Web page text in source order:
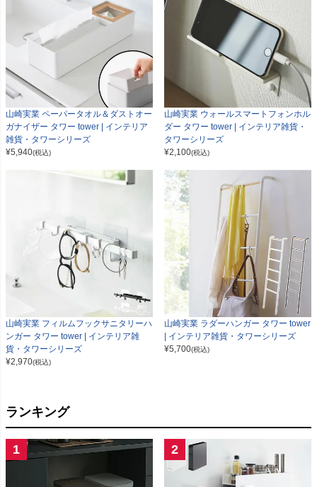
山崎実業 ペーパータオル＆ダストオー
ガナイザー タワー tower | インテリア
雑貨・タワーシリーズ
¥5,940(税込)
山崎実業 ウォールスマートフォンホル
ダー タワー tower | インテリア雑貨・
タワーシリーズ
¥2,100(税込)
山崎実業 フィルムフックサニタリーハ
ンガー タワー tower | インテリア雑
貨・タワーシリーズ
¥2,970(税込)
山崎実業 ラダーハンガー タワー tower
| インテリア雑貨・タワーシリーズ
¥5,700(税込)
ランキング
1 2